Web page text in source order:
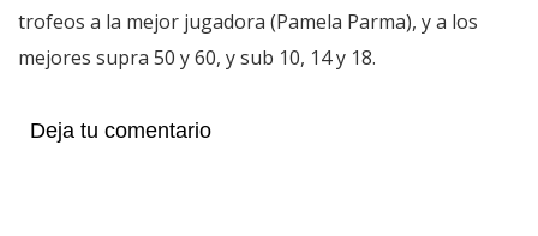
trofeos a la mejor jugadora (Pamela Parma), y a los
mejores supra 50 y 60, y sub 10, 14 y 18.
Deja tu comentario